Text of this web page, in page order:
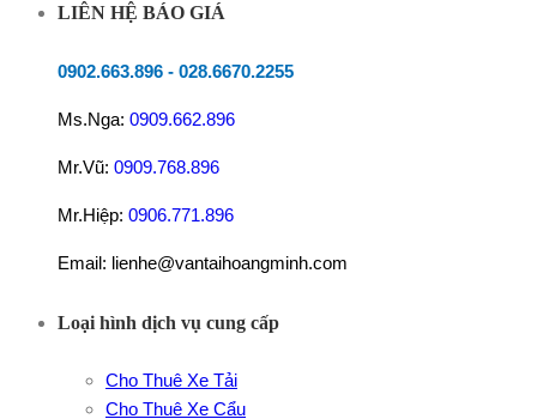
LIÊN HỆ BÁO GIÁ
0902.663.896 - 028.6670.2255
Ms.Nga: 0909.662.896
Mr.Vũ: 0909.768.896
Mr.Hiệp: 0906.771.896
Email: lienhe@vantaihoangminh.com
Loại hình dịch vụ cung cấp
Cho Thuê Xe Tải
Cho Thuê Xe Cẩu